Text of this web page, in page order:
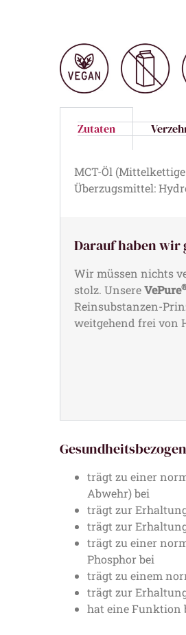
Zutaten
MCT-Öl
Überzugsmittel:
Darauf haben wir
Wir müssen nichts
stolz. UnsereVePure
Reinsubstanzen-
weitgehend frei von
trägt zu einer
Abwehr) bei
trägt zur
trägt zur
trägt zu einer
Phosphor bei
trägt zu einem
trägt zur
hat eine Funktion